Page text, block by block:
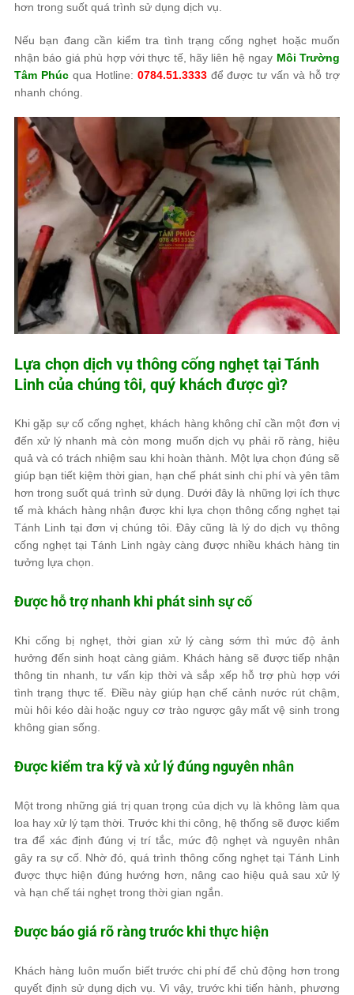
hơn trong suốt quá trình sử dụng dịch vụ.
Nếu bạn đang cần kiểm tra tình trạng cống nghẹt hoặc muốn
nhận báo giá phù hợp với thực tế, hãy liên hệ ngay Môi Trường
Tâm Phúcqua Hotline: 0784.51.3333để được tư vấn và hỗ trợ
nhanh chóng.
Lựa chọn dịch vụ thông cống nghẹt tại Tánh
Linh của chúng tôi, quý khách được gì?
Khi gặp sự cố cống nghẹt, khách hàng không chỉ cần một đơn vị
đến xử lý nhanh mà còn mong muốn dịch vụ phải rõ ràng, hiệu
quả và có trách nhiệm sau khi hoàn thành. Một lựa chọn đúng sẽ
giúp bạn tiết kiệm thời gian, hạn chế phát sinh chi phí và yên tâm
hơn trong suốt quá trình sử dụng. Dưới đây là những lợi ích thực
tế mà khách hàng nhận được khi lựa chọn thông cống nghẹt tại
Tánh Linh tại đơn vị chúng tôi. Đây cũng là lý do dịch vụ thông
cống nghẹt tại Tánh Linh ngày càng được nhiều khách hàng tin
tưởng lựa chọn.
Được hỗ trợ nhanh khi phát sinh sự cố
Khi cống bị nghẹt, thời gian xử lý càng sớm thì mức độ ảnh
hưởng đến sinh hoạt càng giảm. Khách hàng sẽ được tiếp nhận
thông tin nhanh, tư vấn kịp thời và sắp xếp hỗ trợ phù hợp với
tình trạng thực tế. Điều này giúp hạn chế cảnh nước rút chậm,
mùi hôi kéo dài hoặc nguy cơ trào ngược gây mất vệ sinh trong
không gian sống.
Được kiểm tra kỹ và xử lý đúng nguyên nhân
Một trong những giá trị quan trọng của dịch vụ là không làm qua
loa hay xử lý tạm thời. Trước khi thi công, hệ thống sẽ được kiểm
tra để xác định đúng vị trí tắc, mức độ nghẹt và nguyên nhân
gây ra sự cố. Nhờ đó, quá trình thông cống nghẹt tại Tánh Linh
được thực hiện đúng hướng hơn, nâng cao hiệu quả sau xử lý
và hạn chế tái nghẹt trong thời gian ngắn.
Được báo giá rõ ràng trước khi thực hiện
Khách hàng luôn muốn biết trước chi phí để chủ động hơn trong
quyết định sử dụng dịch vụ. Vì vậy, trước khi tiến hành, phương